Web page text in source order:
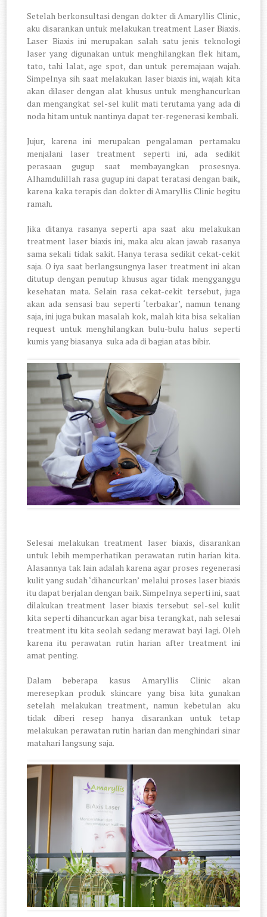
Setelah berkonsultasi dengan dokter di Amaryllis Clinic,
aku disarankan untuk melakukan treatment Laser Biaxis.
Laser Biaxis ini merupakan salah satu jenis teknologi
laser yang digunakan untuk menghilangkan flek hitam,
tato, tahi lalat, age spot, dan untuk peremajaan wajah.
Simpelnya sih saat melakukan laser biaxis ini, wajah kita
akan dilaser dengan alat khusus untuk menghancurkan
dan mengangkat sel-sel kulit mati terutama yang ada di
noda hitam untuk nantinya dapat ter-regenerasi kembali.
Jujur, karena ini merupakan pengalaman pertamaku
menjalani laser treatment seperti ini, ada sedikit
perasaan gugup saat membayangkan prosesnya.
Alhamdulillah rasa gugup ini dapat teratasi dengan baik,
karena kaka terapis dan dokter di Amaryllis Clinic begitu
ramah.
Jika ditanya rasanya seperti apa saat aku melakukan
treatment laser biaxis ini, maka aku akan jawab rasanya
sama sekali tidak sakit. Hanya terasa sedikit cekat-cekit
saja. O iya saat berlangsungnya laser treatment ini akan
ditutup dengan penutup khusus agar tidak mengganggu
kesehatan mata. Selain rasa cekat-cekit tersebut, juga
akan ada sensasi bau seperti ‘terbakar’, namun tenang
saja, ini juga bukan masalah kok, malah kita bisa sekalian
request untuk menghilangkan bulu-bulu halus seperti
kumis yang biasanya suka ada di bagian atas bibir.
Selesai melakukan treatment laser biaxis, disarankan
untuk lebih memperhatikan perawatan rutin harian kita.
Alasannya tak lain adalah karena agar proses regenerasi
kulit yang sudah ‘dihancurkan’ melalui proses laser biaxis
itu dapat berjalan dengan baik. Simpelnya seperti ini, saat
dilakukan treatment laser biaxis tersebut sel-sel kulit
kita seperti dihancurkan agar bisa terangkat, nah selesai
treatment itu kita seolah sedang merawat bayi lagi. Oleh
karena itu perawatan rutin harian after treatment ini
amat penting.
Dalam beberapa kasus Amaryllis Clinic akan
meresepkan produk skincare yang bisa kita gunakan
setelah melakukan treatment, namun kebetulan aku
tidak diberi resep hanya disarankan untuk tetap
melakukan perawatan rutin harian dan menghindari sinar
matahari langsung saja.